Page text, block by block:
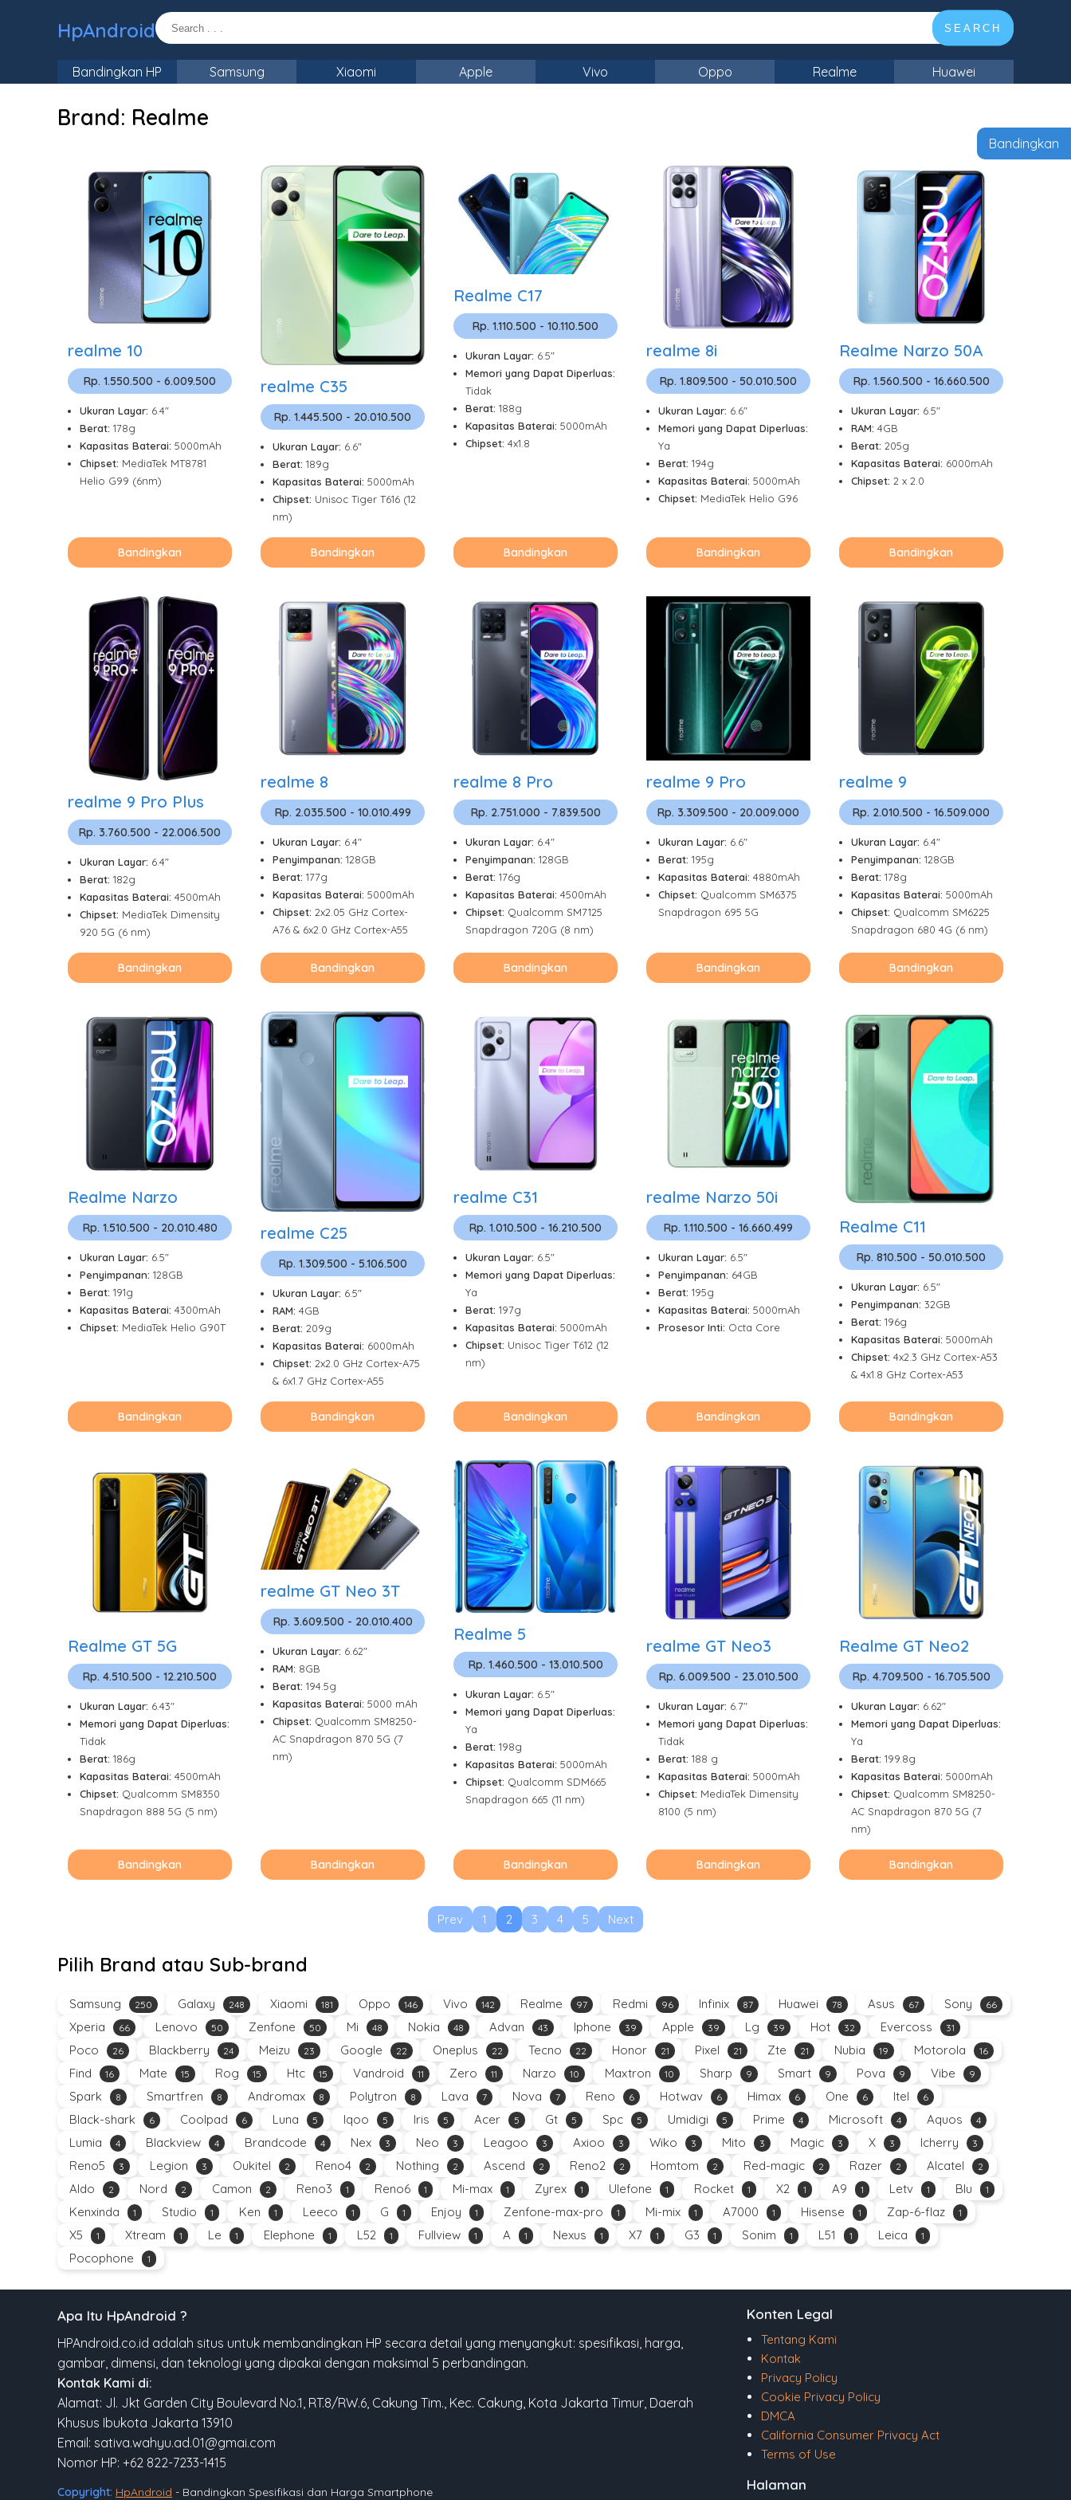
HpAndroid SEARCH
Bandingkan HP Samsung Xiaomi Apple Vivo Oppo Realme Huawei
Brand: Realme
realme 10
Rp. 1.550.500 - 6.009.500
Ukuran Layar: 6.4"
Berat: 178g
Kapasitas Baterai: 5000mAh
Chipset: MediaTek MT8781
Helio G99 (6nm)
Bandingkan
realme C35
Rp. 1.445.500 - 20.010.500
Ukuran Layar: 6.6"
Berat: 189g
Kapasitas Baterai: 5000mAh
Chipset: Unisoc Tiger T616 (12
nm)
Bandingkan
Realme C17
Rp. 1.110.500 - 10.110.500
Ukuran Layar: 6.5"
Memori yang Dapat Diperluas:
Tidak
Berat: 188g
Kapasitas Baterai: 5000mAh
Chipset: 4x1.8
Bandingkan
realme 8i
Rp. 1.809.500 - 50.010.500
Ukuran Layar: 6.6"
Memori yang Dapat Diperluas:
Ya
Berat: 194g
Kapasitas Baterai: 5000mAh
Chipset: MediaTek Helio G96
Bandingkan
Realme Narzo 50A
Rp. 1.560.500 - 16.660.500
Ukuran Layar: 6.5"
RAM: 4GB
Berat: 205g
Kapasitas Baterai: 6000mAh
Chipset: 2 x 2.0
Bandingkan
realme 9 Pro Plus
Rp. 3.760.500 - 22.006.500
Ukuran Layar: 6.4"
Berat: 182g
Kapasitas Baterai: 4500mAh
Chipset: MediaTek Dimensity
920 5G (6 nm)
Bandingkan
realme 8
Rp. 2.035.500 - 10.010.499
Ukuran Layar: 6.4"
Penyimpanan: 128GB
Berat: 177g
Kapasitas Baterai: 5000mAh
Chipset: 2x2.05 GHz Cortex-
A76 & 6x2.0 GHz Cortex-A55
Bandingkan
realme 8 Pro
Rp. 2.751.000 - 7.839.500
Ukuran Layar: 6.4"
Penyimpanan: 128GB
Berat: 176g
Kapasitas Baterai: 4500mAh
Chipset: Qualcomm SM7125
Snapdragon 720G (8 nm)
Bandingkan
realme 9 Pro
Rp. 3.309.500 - 20.009.000
Ukuran Layar: 6.6"
Berat: 195g
Kapasitas Baterai: 4880mAh
Chipset: Qualcomm SM6375
Snapdragon 695 5G
Bandingkan
realme 9
Rp. 2.010.500 - 16.509.000
Ukuran Layar: 6.4"
Penyimpanan: 128GB
Berat: 178g
Kapasitas Baterai: 5000mAh
Chipset: Qualcomm SM6225
Snapdragon 680 4G (6 nm)
Bandingkan
Realme Narzo
Rp. 1.510.500 - 20.010.480
Ukuran Layar: 6.5"
Penyimpanan: 128GB
Berat: 191g
Kapasitas Baterai: 4300mAh
Chipset: MediaTek Helio G90T
Bandingkan
realme C25
Rp. 1.309.500 - 5.106.500
Ukuran Layar: 6.5"
RAM: 4GB
Berat: 209g
Kapasitas Baterai: 6000mAh
Chipset: 2x2.0 GHz Cortex-A75
& 6x1.7 GHz Cortex-A55
Bandingkan
realme C31
Rp. 1.010.500 - 16.210.500
Ukuran Layar: 6.5"
Memori yang Dapat Diperluas:
Ya
Berat: 197g
Kapasitas Baterai: 5000mAh
Chipset: Unisoc Tiger T612 (12
nm)
Bandingkan
realme Narzo 50i
Rp. 1.110.500 - 16.660.499
Ukuran Layar: 6.5"
Penyimpanan: 64GB
Berat: 195g
Kapasitas Baterai: 5000mAh
Prosesor Inti: Octa Core
Bandingkan
Realme C11
Rp. 810.500 - 50.010.500
Ukuran Layar: 6.5"
Penyimpanan: 32GB
Berat: 196g
Kapasitas Baterai: 5000mAh
Chipset: 4x2.3 GHz Cortex-A53
& 4x1.8 GHz Cortex-A53
Bandingkan
Realme GT 5G
Rp. 4.510.500 - 12.210.500
Ukuran Layar: 6.43"
Memori yang Dapat Diperluas:
Tidak
Berat: 186g
Kapasitas Baterai: 4500mAh
Chipset: Qualcomm SM8350
Snapdragon 888 5G (5 nm)
Bandingkan
realme GT Neo 3T
Rp. 3.609.500 - 20.010.400
Ukuran Layar: 6.62"
RAM: 8GB
Berat: 194.5g
Kapasitas Baterai: 5000 mAh
Chipset: Qualcomm SM8250-
AC Snapdragon 870 5G (7
nm)
Bandingkan
Realme 5
Rp. 1.460.500 - 13.010.500
Ukuran Layar: 6.5"
Memori yang Dapat Diperluas:
Ya
Berat: 198g
Kapasitas Baterai: 5000mAh
Chipset: Qualcomm SDM665
Snapdragon 665 (11 nm)
Bandingkan
realme GT Neo3
Rp. 6.009.500 - 23.010.500
Ukuran Layar: 6.7"
Memori yang Dapat Diperluas:
Tidak
Berat: 188 g
Kapasitas Baterai: 5000mAh
Chipset: MediaTek Dimensity
8100 (5 nm)
Bandingkan
Realme GT Neo2
Rp. 4.709.500 - 16.705.500
Ukuran Layar: 6.62"
Memori yang Dapat Diperluas:
Ya
Berat: 199.8g
Kapasitas Baterai: 5000mAh
Chipset: Qualcomm SM8250-
AC Snapdragon 870 5G (7
nm)
Bandingkan
Prev 1 2 3 4 5 Next
Pilih Brand atau Sub-brand
Samsung 250 Galaxy 248 Xiaomi 181 Oppo 146 Vivo 142 Realme 97 Redmi 96 Infinix 87 Huawei 78 Asus 67 Sony 66
Xperia 66 Lenovo 50 Zenfone 50 Mi 48 Nokia 48 Advan 43 Iphone 39 Apple 39 Lg 39 Hot 32 Evercoss 31
Poco 26 Blackberry 24 Meizu 23 Google 22 Oneplus 22 Tecno 22 Honor 21 Pixel 21 Zte 21 Nubia 19 Motorola 16
Find 16 Mate 15 Rog 15 Htc 15 Vandroid 11 Zero 11 Narzo 10 Maxtron 10 Sharp 9 Smart 9 Pova 9 Vibe 9
Spark 8 Smartfren 8 Andromax 8 Polytron 8 Lava 7 Nova 7 Reno 6 Hotwav 6 Himax 6 One 6 Itel 6
Black-shark 6 Coolpad 6 Luna 5 Iqoo 5 Iris 5 Acer 5 Gt 5 Spc 5 Umidigi 5 Prime 4 Microsoft 4 Aquos 4
Lumia 4 Blackview 4 Brandcode 4 Nex 3 Neo 3 Leagoo 3 Axioo 3 Wiko 3 Mito 3 Magic 3 X 3 Icherry 3
Reno5 3 Legion 3 Oukitel 2 Reno4 2 Nothing 2 Ascend 2 Reno2 2 Homtom 2 Red-magic 2 Razer 2 Alcatel 2
Aldo 2 Nord 2 Camon 2 Reno3 1 Reno6 1 Mi-max 1 Zyrex 1 Ulefone 1 Rocket 1 X2 1 A9 1 Letv 1 Blu 1
Kenxinda 1 Studio 1 Ken 1 Leeco 1 G 1 Enjoy 1 Zenfone-max-pro 1 Mi-mix 1 A7000 1 Hisense 1 Zap-6-flaz 1
X5 1 Xtream 1 Le 1 Elephone 1 L52 1 Fullview 1 A 1 Nexus 1 X7 1 G3 1 Sonim 1 L51 1 Leica 1
Pocophone 1
Apa Itu HpAndroid ?
HPAndroid.co.id adalah situs untuk membandingkan HP secara detail yang menyangkut: spesifikasi, harga,
gambar, dimensi, dan teknologi yang dipakai dengan maksimal 5 perbandingan.
Kontak Kami di:
Alamat: Jl. Jkt Garden City Boulevard No.1, RT.8/RW.6, Cakung Tim., Kec. Cakung, Kota Jakarta Timur, Daerah
Khusus Ibukota Jakarta 13910
Email: sativa.wahyu.ad.01@gmai.com
Nomor HP: +62 822-7233-1415
Copyright: HpAndroid - Bandingkan Spesifikasi dan Harga Smartphone
Konten Legal
Tentang Kami
Kontak
Privacy Policy
Cookie Privacy Policy
DMCA
California Consumer Privacy Act
Terms of Use
Halaman
Bandingkan